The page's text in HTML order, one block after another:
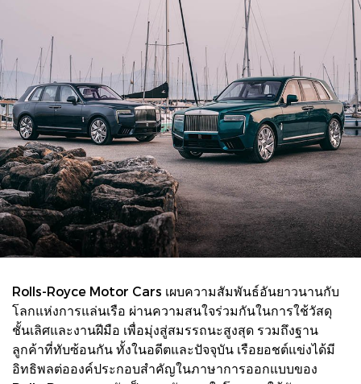
Rolls-Royce Motor Cars เผบความสัมพันธ์อันยาวนานกับ
โลกแห่งการแล่นเรือ ผ่านความสนใจร่วมกันในการใช้วัสดุ
ชั้นเลิศและงานฝีมือ เพื่อมุ่งสู่สมรรถนะสูงสุด รวมถึงฐาน
ลูกค้าที่ทับซ้อนกัน ทั้งในอดีตและปัจจุบัน เรือยอชต์แข่งได้มี
อิทธิพลต่อองค์ประกอบสำคัญในภาษาการออกแบบของ